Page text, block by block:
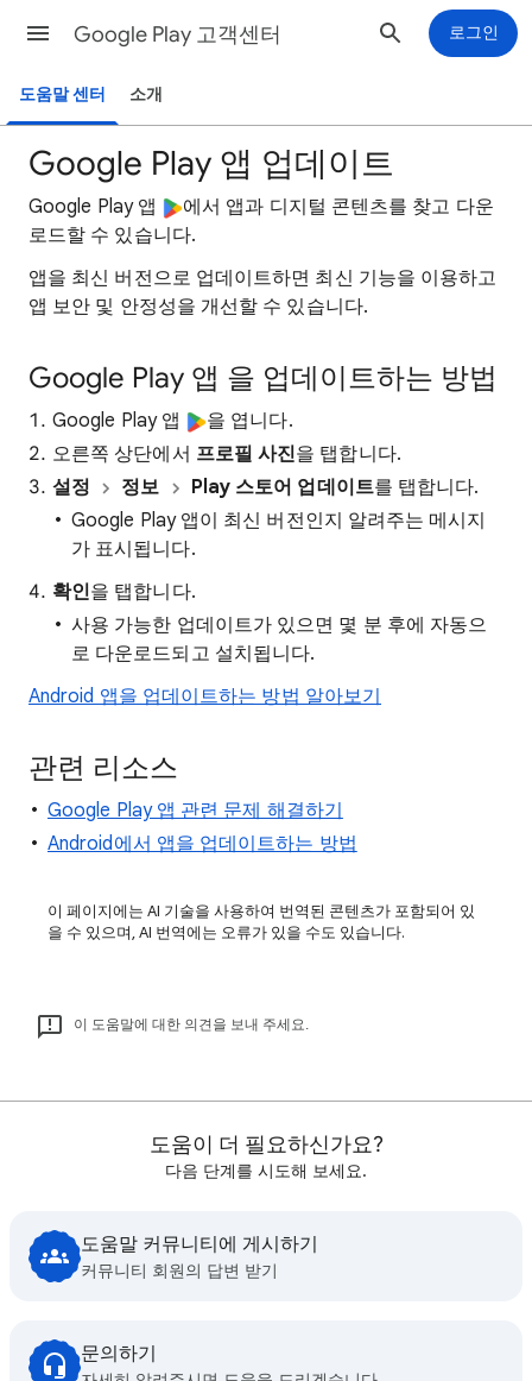
Google Play 고객센터 로그인
도움말 센터 소개
Google Play 앱 업데이트
Google Play 앱
에서 앱과 디지털 콘텐츠를 찾고 다운
로드할 수 있습니다.
앱을 최신 버전으로 업데이트하면 최신 기능을 이용하고
앱 보안 및 안정성을 개선할 수 있습니다.
Google Play 앱 을 업데이트하는 방법
Google Play 앱
을 엽니다.
오른쪽 상단에서 프로필 사진을 탭합니다.
설정
정보 Play 스토어 업데이트를 탭합니다.
Google Play 앱이 최신 버전인지 알려주는 메시지
가 표시됩니다.
확인을 탭합니다.
사용 가능한 업데이트가 있으면 몇 분 후에 자동으
로 다운로드되고 설치됩니다.
Android 앱을 업데이트하는 방법 알아보기
관련 리소스
Google Play 앱 관련 문제 해결하기
Android에서 앱을 업데이트하는 방법
이 페이지에는 AI 기술을 사용하여 번역된 콘텐츠가 포함되어 있
을 수 있으며, AI 번역에는 오류가 있을 수도 있습니다.
이 도움말에 대한 의견을 보내 주세요.
도움이 더 필요하신가요?
다음 단계를 시도해 보세요.
도움말 커뮤니티에 게시하기
커뮤니티 회원의 답변 받기
문의하기